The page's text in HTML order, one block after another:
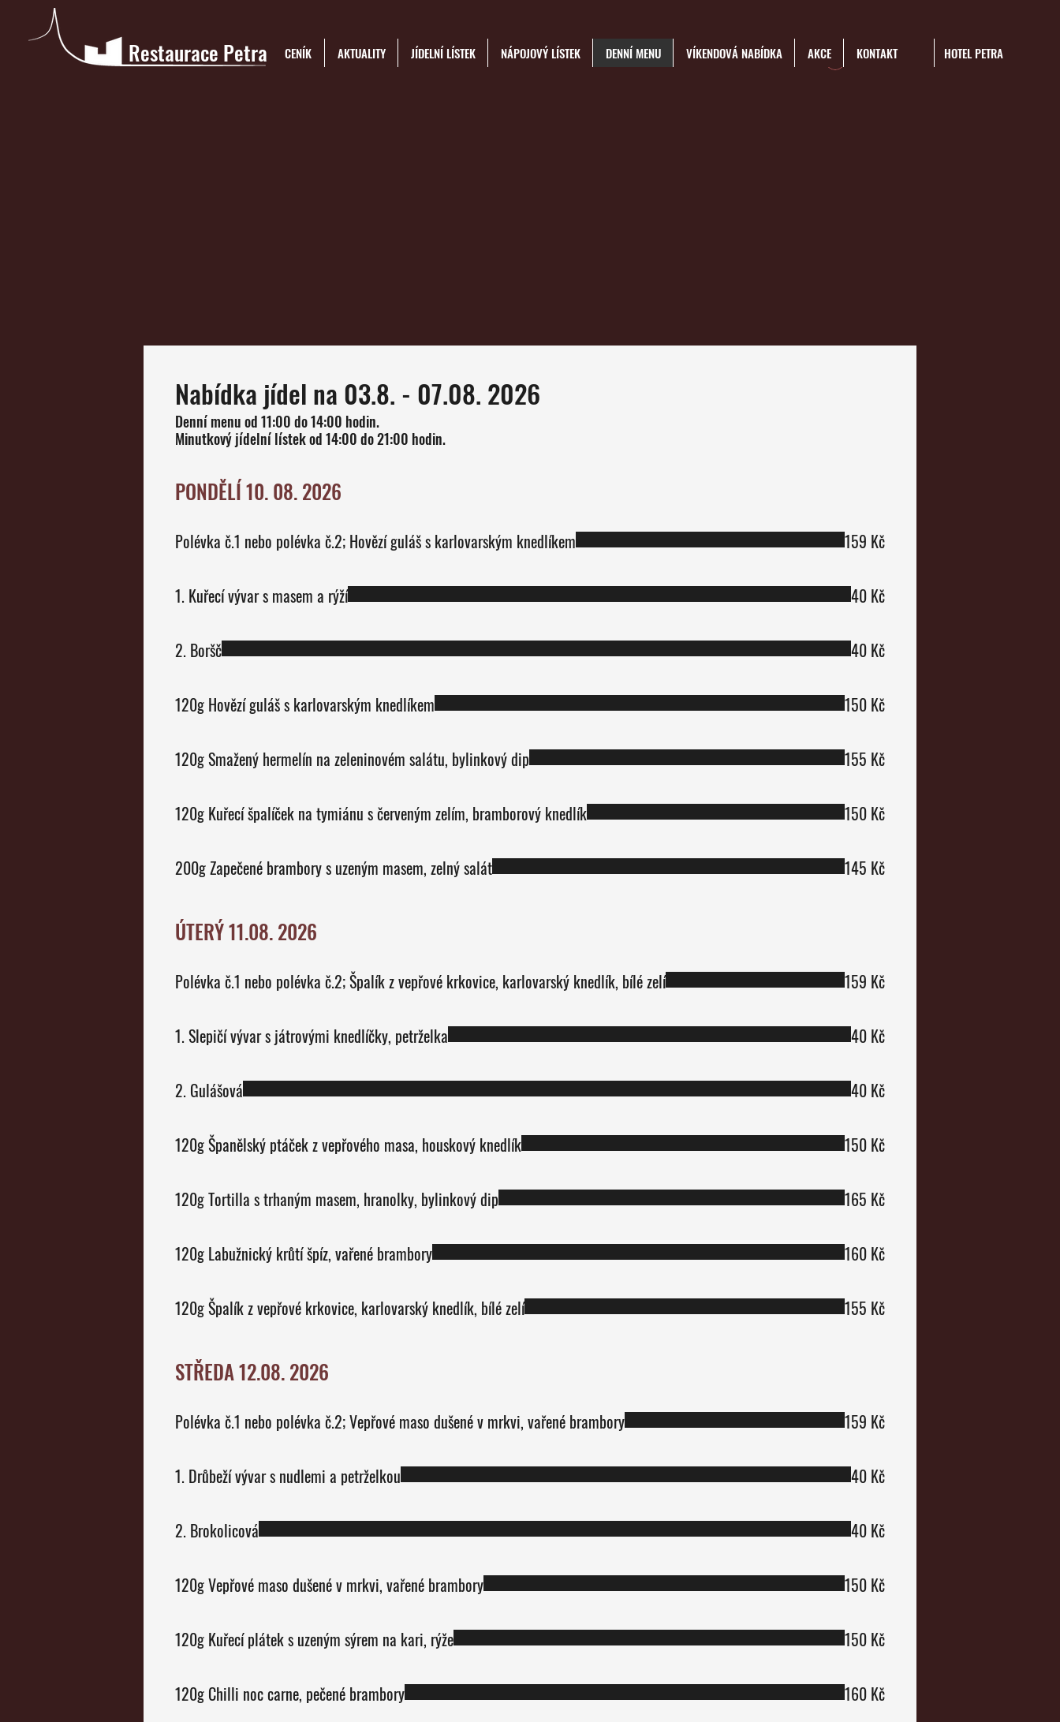
Přihlásit se
Restaurace Petra CENÍK AKTUALITY JÍDELNÍ LÍSTEK NÁPOJOVÝ LÍSTEK DENNÍ MENU VÍKENDOVÁ NABÍDKA AKCE KONTAKT HOTEL PETRA
Nabídka jídel na 03.8. - 07.08. 2026
Denní menu od 11:00 do 14:00 hodin.
PONDĚLÍ 10. 08. 2026
Polévka č.1 nebo polévka č.2; Hovězí guláš s karlovarským knedlíkem 159 Kč
1. Kuřecí vývar s masem a rýží 40 Kč
2. Boršč 40 Kč
120g Hovězí guláš s karlovarským knedlíkem 150 Kč
120g Smažený hermelín na zeleninovém salátu, bylinkový dip 155 Kč
120g Kuřecí špalíček na tymiánu s červeným zelím, bramborový knedlík 150 Kč
200g Zapečené brambory s uzeným masem, zelný salát 145 Kč
ÚTERÝ 11.08. 2026
Polévka č.1 nebo polévka č.2; Špalík z vepřové krkovice, karlovarský knedlík, bílé zelí 159 Kč
1. Slepičí vývar s játrovými knedlíčky, petrželka 40 Kč
2. Gulášová 40 Kč
120g Španělský ptáček z vepřového masa, houskový knedlík 150 Kč
120g Tortilla s trhaným masem, hranolky, bylinkový dip 165 Kč
120g Labužnický krůtí špíz, vařené brambory 160 Kč
120g Špalík z vepřové krkovice, karlovarský knedlík, bílé zelí 155 Kč
STŘEDA 12.08. 2026
Polévka č.1 nebo polévka č.2; Vepřové maso dušené v mrkvi, vařené brambory 159 Kč
1. Drůbeží vývar s nudlemi a petrželkou 40 Kč
2. Brokolicová 40 Kč
120g Vepřové maso dušené v mrkvi, vařené brambory 150 Kč
120g Kuřecí plátek s uzeným sýrem na kari, rýže 150 Kč
120g Chilli noc carne, pečené brambory 160 Kč